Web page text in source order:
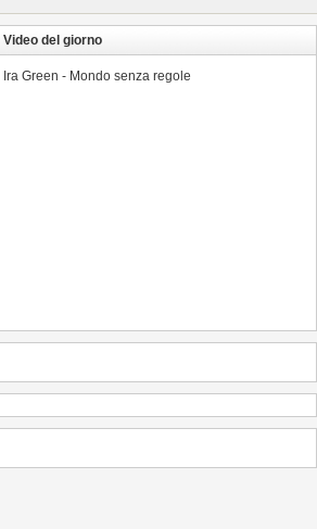
Video del giorno
Ira Green - Mondo senza regole